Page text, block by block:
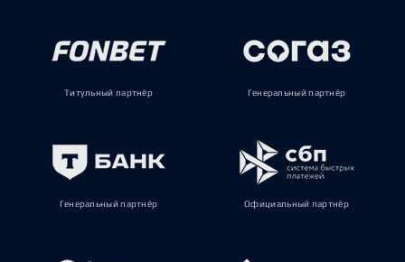
Титульный партнёр Генеральный партнёр
Генеральный партнёр Официальный партнёр